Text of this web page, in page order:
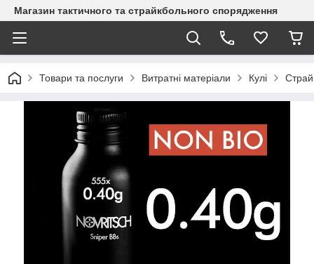
Магазин тактичного та страйкбольного спорядження
Товари та послуги Витратні матеріали Кулі